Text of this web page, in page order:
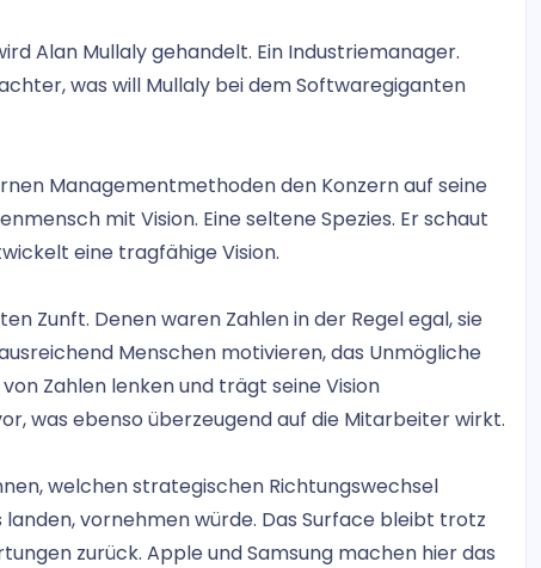
Alan Mullaly gehandelt. Ein Industriemanager.
was will Mullaly bei dem Softwaregiganten
Managementmethoden den Konzern auf seine
mit Vision. Eine seltene Spezies. Er schaut
eine tragfähige Vision.
Zunft. Denen waren Zahlen in der Regel egal, sie
Menschen motivieren, das Unmögliche
Zahlen lenken und trägt seine Vision
was ebenso überzeugend auf die Mitarbeiter wirkt.
welchen strategischen Richtungswechsel
vornehmen würde. Das Surface bleibt trotz
zurück. Apple und Samsung machen hier das